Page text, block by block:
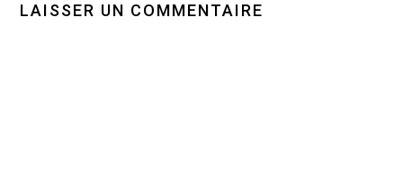
LAISSER UN COMMENTAIRE